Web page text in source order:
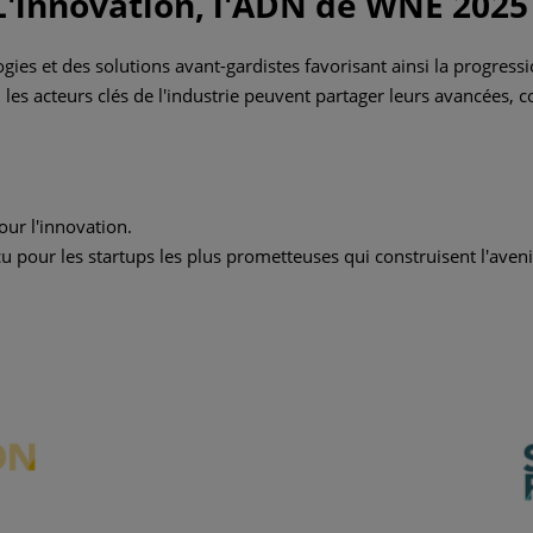
et des solutions avant-gardistes favorisant ainsi la
acteurs clés de l'industrie peuvent partager leurs avancées,
l'innovation.
pour les startups les plus prometteuses qui construisent